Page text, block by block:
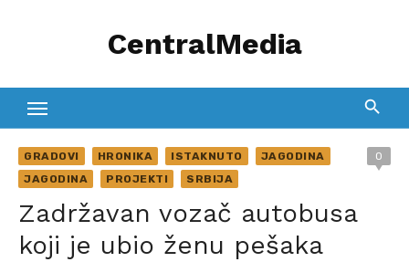
CentralMedia
GRADOVI HRONIKA ISTAKNUTO
JAGODINA
JAGODINA
PROJEKTI SRBIJA
0
Zadržavan vozač autobusa
koji je ubio ženu pešaka